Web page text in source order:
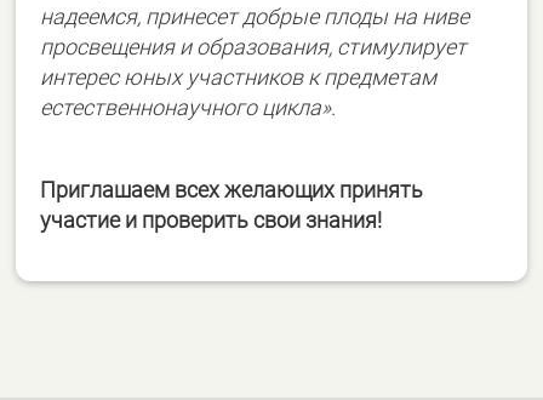
надеемся, принесет добрые плоды на ниве
просвещения и образования, стимулирует
интерес юных участников к предметам
естественнонаучного цикла».
Приглашаем всех желающих принять
участие и проверить свои знания!